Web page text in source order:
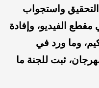
واستجواب
الفيديو، وإفادة
وما ورد في
ثبت للجنة ما